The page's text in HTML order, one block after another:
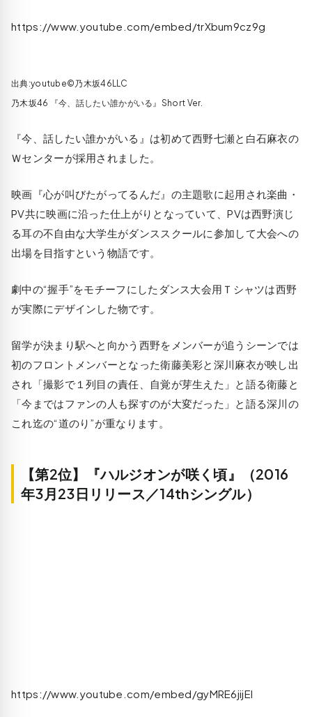
https://www.youtube.com/embed/trXbum9cz9g
出典:youtube©乃木坂46LLC
乃木坂46 『今、話したい誰かがいる』Short Ver.
『今、話したい誰かがいる』は初めて西野七瀬と白石麻衣の
Ｗセンターが採用されました。
映画『心が叫びたがってるんだ』の主題歌に起用され楽曲・
PV共に映画に沿った仕上がりとなっていて、PVは西野演じ
る耳の不自由な大学生がダンススクールに参加して大会への
出場を目指すという物語です。
劇中の“握手”をモチーフにしたダンス大会用Ｔシャツは西野
が実際にデザインした物です。
留学が決まり駅へと向かう西野をメンバーが追うシーンでは
初のフロントメンバーとなった衛藤美彩と深川麻衣が映し出
され「撮影で１列目の責任、自覚が芽生えた」と語る衛藤と
「今まではファンの人も探すのが大変だった」と語る深川の
これ迄の“道のり”が重なります。
【第2位】『ハルジオンが咲く頃』（2016
年3月23日リリース／14thシングル）
https://www.youtube.com/embed/gyMRE6jijEI